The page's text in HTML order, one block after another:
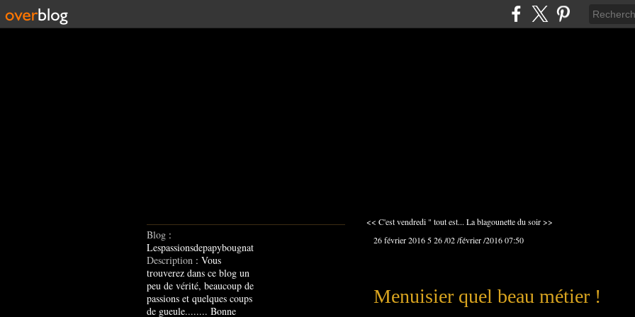
Blog :
Lespassionsdepapybougnat
Description : Vous
trouverez dans ce blog un
peu de vérité, beaucoup de
passions et quelques coups
de gueule........ Bonne
<< C'est vendredi " tout est... La blagounette du soir >>
26 février 2016 526/02/février/201607:50
Menuisier quel beau métier !